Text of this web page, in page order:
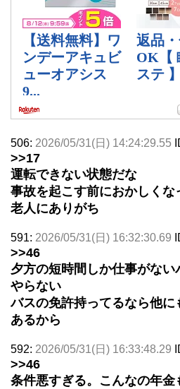
506: 2026/05/31(日) 14:24:29.55
>>17
運転できない状態だな
事故を起こす前におかしくな
老人にありがち
591: 2026/05/31(日) 16:32:30.69
>>46
夕方の短時間しか仕事がない
やらない
バスの免許持ってるなら他
あるから
592: 2026/05/31(日) 16:33:48.29
>>46
条件悪すぎる。こんなの年